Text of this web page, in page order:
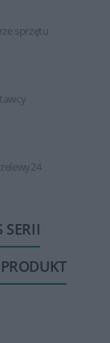
sprzętu
SERII